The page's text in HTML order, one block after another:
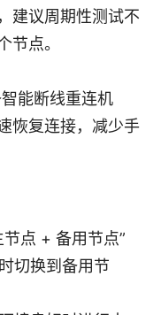
建议周期性测试不
节点。
能断线重连机
恢复连接，减少手
点 + 备用节点”
切换到备用节